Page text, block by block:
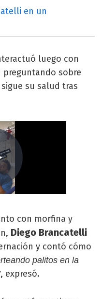
en un
luego con
preguntando sobre
su salud tras
con morfina y
Diego Brancatelli
y contó cómo
palitos en la
, expresó.